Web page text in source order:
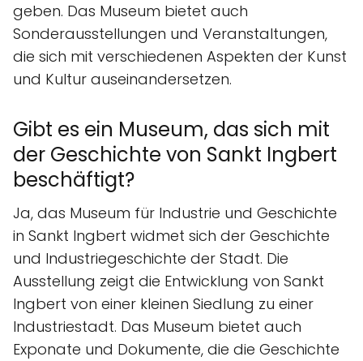
geben. Das Museum bietet auch
Sonderausstellungen und Veranstaltungen,
die sich mit verschiedenen Aspekten der Kunst
und Kultur auseinandersetzen.
Gibt es ein Museum, das sich mit
der Geschichte von Sankt Ingbert
beschäftigt?
Ja, das Museum für Industrie und Geschichte
in Sankt Ingbert widmet sich der Geschichte
und Industriegeschichte der Stadt. Die
Ausstellung zeigt die Entwicklung von Sankt
Ingbert von einer kleinen Siedlung zu einer
Industriestadt. Das Museum bietet auch
Exponate und Dokumente, die die Geschichte